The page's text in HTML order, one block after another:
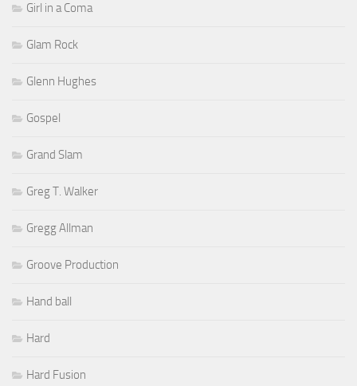
Girl in a Coma
Glam Rock
Glenn Hughes
Gospel
Grand Slam
Greg T. Walker
Gregg Allman
Groove Production
Hand ball
Hard
Hard Fusion